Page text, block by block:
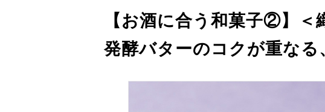
【お酒に合う和菓子②】＜
発酵バターのコクが重なる